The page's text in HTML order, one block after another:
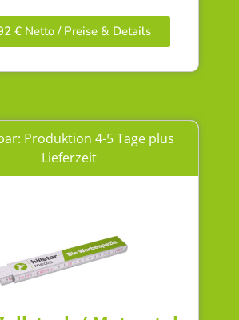
€ Netto / Preise & Details
Produktion 4-5 Tage plus
Lieferzeit